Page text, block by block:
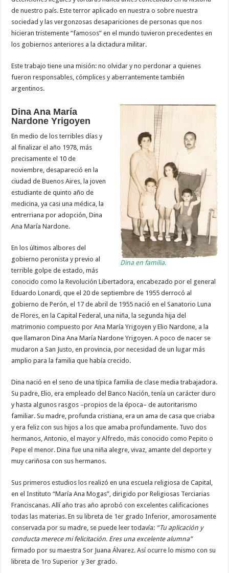
de nuestro país. Este terror aplicado en nuestra o sobre nuestra
sociedad y las vergonzosas desapariciones de personas que nos
hicieran tristemente “famosos” en el mundo tuvieron precedentes en
los gobiernos anteriores a la dictadura militar.
Este trabajo tiene una misión: no olvidar y no perdonar a quienes
fueron responsables, cómplices y aberrantemente también
argentinos.
Dina en familia.
Dina Ana María
Nardone Yrigoyen
En medio de los terribles días y
al finalizar el año 1978, más
precisamente el 10 de
noviembre, desapareció en la
ciudad de Buenos Aires, la joven
estudiante de quinto año de
medicina, ya casi una médica, la
entrerriana por adopción, Dina
Ana María Nardone.
En los últimos albores del
gobierno peronista y previo al
terrible golpe de estado, más
conocido como la Revolución Libertadora, encabezado por el general
Eduardo Lonardi, que el 20 de septiembre de 1955 derrocó al
gobierno de Perón, el 17 de abril de 1955 nació en el Sanatorio Luna
de Flores, en la Capital Federal, una niña, la segunda hija del
matrimonio compuesto por Ana María Yrigoyen y Elio Nardone, a la
que llamaron Dina Ana María Nardone Yrigoyen. A poco de nacer se
mudaron a San Justo, en provincia, por necesidad de un lugar más
amplio para la familia que había crecido.
Dina nació en el seno de una típica familia de clase media trabajadora.
Su padre, Elio, era empleado del Banco Nación, tenía un carácter duro
y hasta algunos rasgos –propios de la época– de autoritarismo
familiar. Su madre, profunda cristiana, era un ama de casa que criaba
y era feliz con sus hijos a los que amaba profundamente. Tuvo dos
hermanos, Antonio, el mayor y Alfredo, más conocido como Pepito o
Pepe el menor. Dina fue una niña alegre, vivaz, amante del deporte y
muy cariñosa con sus hermanos.
Sus primeros estudios los realizó en una escuela religiosa de Capital,
en el Instituto “María Ana Mogas”, dirigido por Religiosas Terciarias
Franciscanas. Allí año tras año aprobó con excelentes calificaciones
todas las materias. En su libreta de 1er grado Inferior, amorosamente
conservada por su madre, se puede leer todavía: “Tu aplicación y
conducta merece mi felicitación. Eres una excelente alumna”
firmado por su maestra Sor Juana Álvarez. Así ocurre lo mismo con su
libreta de 1ro Superior y 3er grado.